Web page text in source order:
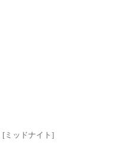
[ ミッドナイト ]